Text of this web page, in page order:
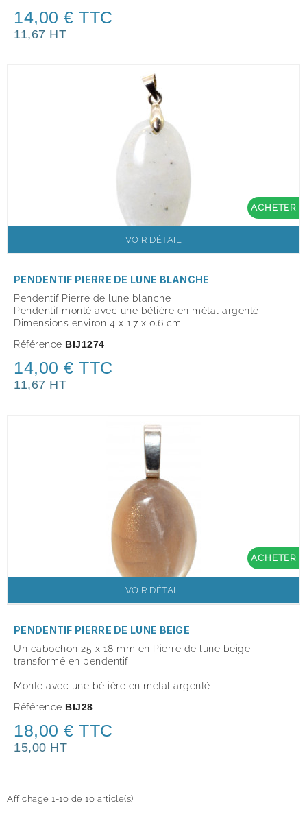
14,00 € TTC
11,67 HT
ACHETER
VOIR DÉTAIL
PENDENTIF PIERRE DE LUNE BLANCHE
Pendentif Pierre de lune blanche
Pendentif monté avec une bélière en métal argenté
Dimensions environ 4 x 1.7 x 0.6 cm
Référence BIJ1274
14,00 € TTC
11,67 HT
ACHETER
VOIR DÉTAIL
PENDENTIF PIERRE DE LUNE BEIGE
Un cabochon 25 x 18 mm en Pierre de lune beige
transformé en pendentif
Monté avec une bélière en métal argenté
Référence BIJ28
18,00 € TTC
15,00 HT
Affichage 1-10 de 10 article(s)